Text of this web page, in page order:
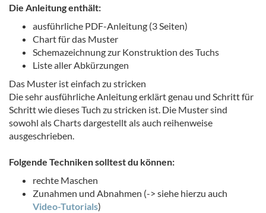
Die Anleitung enthält:
ausführliche PDF-Anleitung (3 Seiten)
Chart für das Muster
Schemazeichnung zur Konstruktion des Tuchs
Liste aller Abkürzungen
Das Muster ist einfach zu stricken
Die sehr ausführliche Anleitung erklärt genau und Schritt für
Schritt wie dieses Tuch zu stricken ist. Die Muster sind
sowohl als Charts dargestellt als auch reihenweise
ausgeschrieben.
Folgende Techniken solltest du können:
rechte Maschen
Zunahmen und Abnahmen (-> siehe hierzu auch
Video-Tutorials)